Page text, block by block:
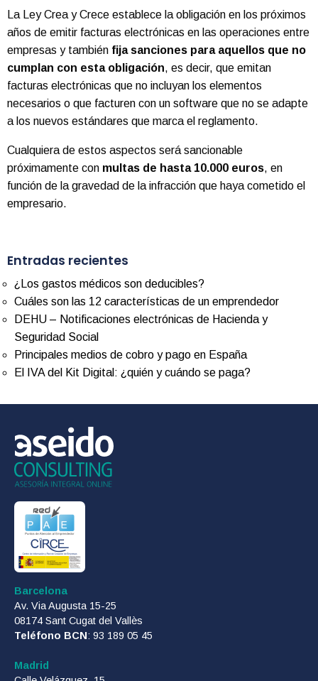
La Ley Crea y Crece establece la obligación en los próximos
años de emitir facturas electrónicas en las operaciones entre
empresas y también fija sanciones para aquellos que no
cumplan con esta obligación, es decir, que emitan
facturas electrónicas que no incluyan los elementos
necesarios o que facturen con un software que no se adapte
a los nuevos estándares que marca el reglamento.
Cualquiera de estos aspectos será sancionable
próximamente con multas de hasta 10.000 euros, en
función de la gravedad de la infracción que haya cometido el
empresario.
Entradas recientes
¿Los gastos médicos son deducibles?
Cuáles son las 12 características de un emprendedor
DEHU – Notificaciones electrónicas de Hacienda y
Seguridad Social
Principales medios de cobro y pago en España
El IVA del Kit Digital: ¿quién y cuándo se paga?
Barcelona
Av. Via Augusta 15-25
08174 Sant Cugat del Vallès
Teléfono BCN: 93 189 05 45
Madrid